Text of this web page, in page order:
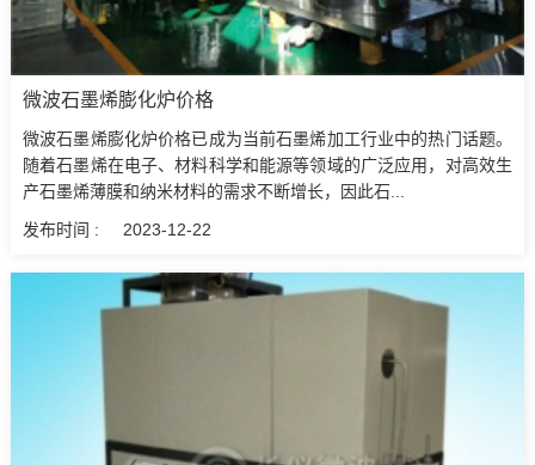
微波石墨烯膨化炉价格
微波石墨烯膨化炉价格已成为当前石墨烯加工行业中的热门话题。
随着石墨烯在电子、材料科学和能源等领域的广泛应用，对高效生
产石墨烯薄膜和纳米材料的需求不断增长，因此石...
发布时间 :
2023-12-22